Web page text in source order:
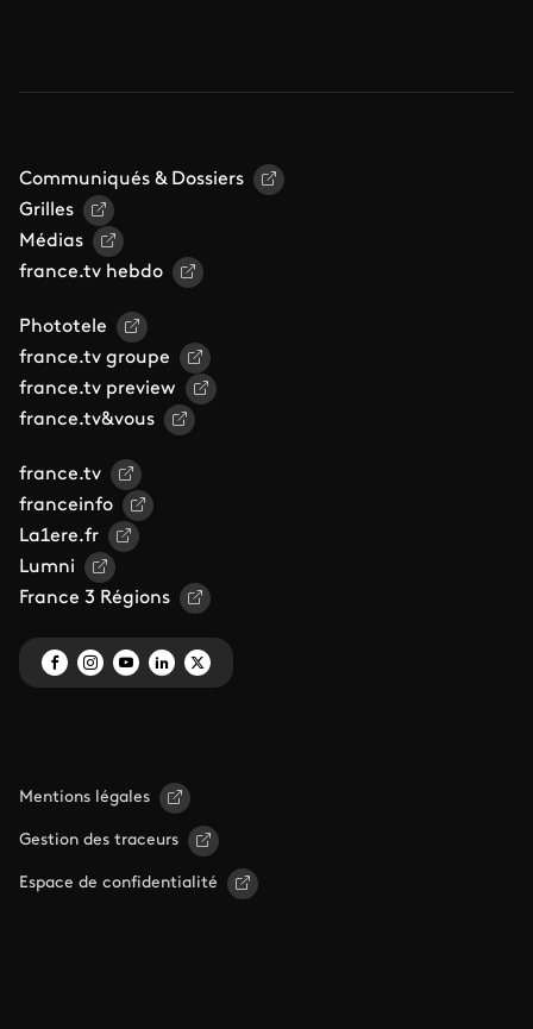
Communiqués & Dossiers
Grilles
Médias
france.tv hebdo
Phototele
france.tv groupe
france.tv preview
france.tv&vous
france.tv
franceinfo
La1ere.fr
Lumni
France 3 Régions
Mentions légales
Gestion des traceurs
Espace de confidentialité